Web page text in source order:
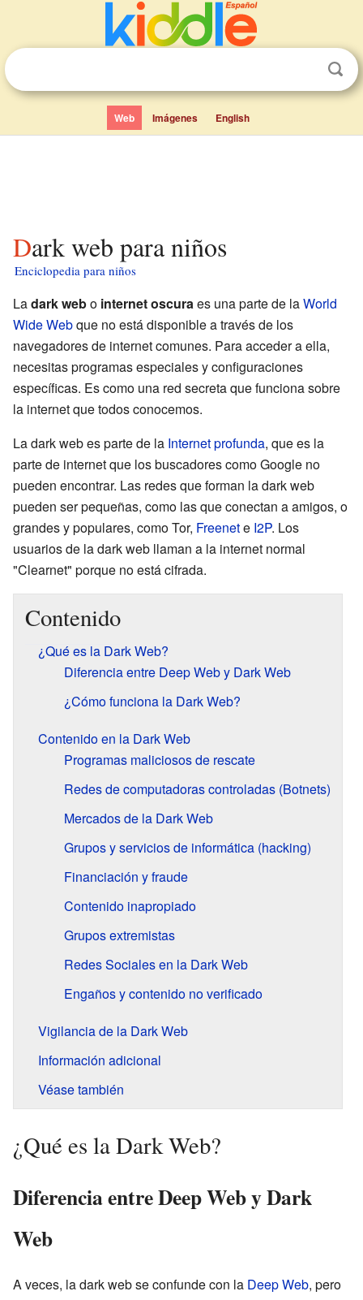
Web Imágenes English
Dark web para niños
Enciclopedia para niños
Ladark webo internet oscuraes una parte de laWorld
Wide Webque no está disponible a través de los
navegadores de internet comunes. Para acceder a ella,
necesitas programas especiales y configuraciones
específicas. Es como una red secreta que funciona sobre
la internet que todos conocemos.
La dark web es parte de la Internet profunda, que es la
parte de internet que los buscadores como Google no
pueden encontrar. Las redes que forman la dark web
pueden ser pequeñas, como las que conectan a amigos, o
grandes y populares, como Tor, Freenete I2P. Los
usuarios de la dark web llaman a la internet normal
"Clearnet" porque no está cifrada.
Contenido
¿Qué es la Dark Web?
Diferencia entre Deep Web y Dark Web
¿Cómo funciona la Dark Web?
Contenido en la Dark Web
Programas maliciosos de rescate
Redes de computadoras controladas (Botnets)
Mercados de la Dark Web
Grupos y servicios de informática (hacking)
Financiación y fraude
Contenido inapropiado
Grupos extremistas
Redes Sociales en la Dark Web
Engaños y contenido no verificado
Vigilancia de la Dark Web
Información adicional
Véase también
¿Qué es la Dark Web?
Diferencia entre Deep Web y Dark
Web
A veces, la dark web se confunde con la Deep Web, pero